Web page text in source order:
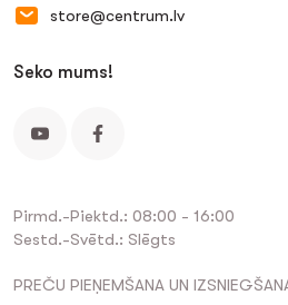
store@centrum.lv
Seko mums!
Pirmd.-Piektd.: 08:00 - 16:00
Sestd.-Svētd.: Slēgts
PREČU PIEŅEMŠANA UN